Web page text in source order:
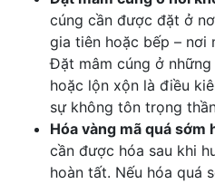
cúng cần được đặt ở
gia tiên hoặc bếp – nơi
Đặt mâm cúng ở
hoặc lộn xộn là điều
sự không tôn trọng
Hóa vàng mã quá sớm
cần được hóa sau khi
hoàn tất. Nếu hóa quá